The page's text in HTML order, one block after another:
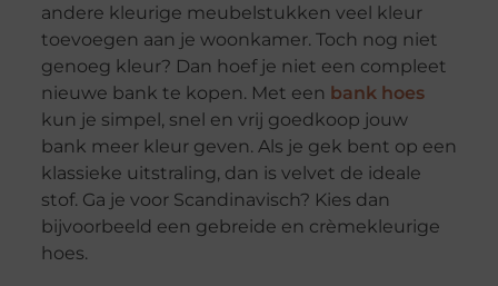
andere kleurige meubelstukken veel kleur
toevoegen aan je woonkamer. Toch nog niet
genoeg kleur? Dan hoef je niet een compleet
nieuwe bank te kopen. Met een bank hoes
kun je simpel, snel en vrij goedkoop jouw
bank meer kleur geven. Als je gek bent op een
klassieke uitstraling, dan is velvet de ideale
stof. Ga je voor Scandinavisch? Kies dan
bijvoorbeeld een gebreide en crèmekleurige
hoes.